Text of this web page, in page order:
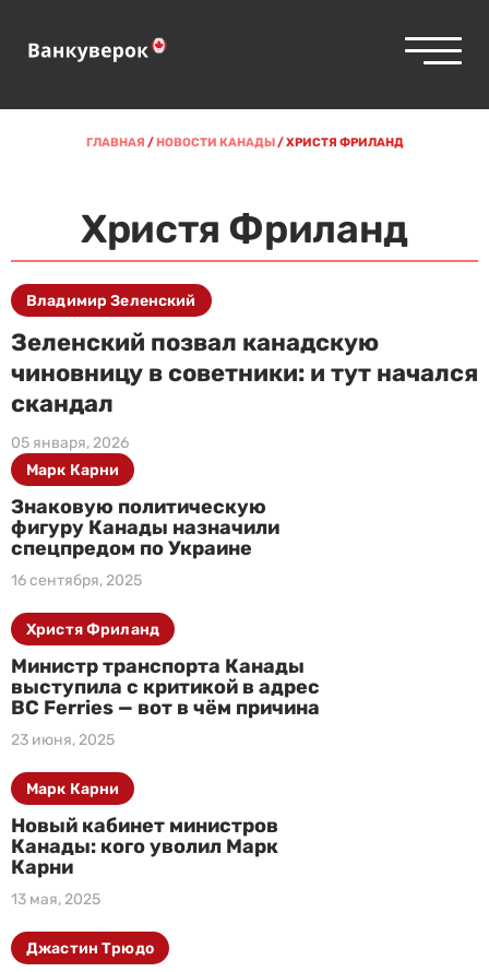
ГЛАВНАЯ /НОВОСТИ КАНАДЫ/ХРИСТЯ ФРИЛАНД
Христя Фриланд
Зеленский позвал канадскую
чиновницу в советники: и тут начался
скандал
05 января, 2026
Владимир Зеленский
Знаковую политическую
фигуру Канады назначили
спецпредом по Украине
16 сентября, 2025
Марк Карни
Министр транспорта Канады
выступила с критикой в адрес
BC Ferries — вот в чём причина
23 июня, 2025
Христя Фриланд
Новый кабинет министров
Канады: кого уволил Марк
Карни
13 мая, 2025
Марк Карни
Джастин Трюдо